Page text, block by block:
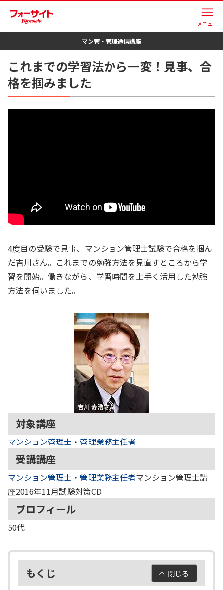
メニュー
マン管・管理通信講座
これまでの学習法から一変！見事、合
格を掴みました
4度目の受験で見事、マンション管理士試験で合格を掴ん
だ吉川さん。これまでの勉強方法を見直すところから学
習を開始。働きながら、学習時間を上手く活用した勉強
方法を伺いました。
対象講座
マンション管理士・管理業務主任者
受講講座
マンション管理士・管理業務主任者マンション管理士講
座2016年11月試験対策CD
プロフィール
50代
もくじ 閉じる